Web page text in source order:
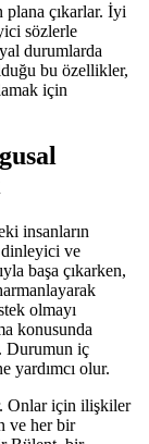
çıkarlar. İyi
sözlerle
durumlarda
bu özellikler,
için
insanların
dinleyici ve
başa çıkarken,
olmayı
konusunda
Durumun iç
yardımcı olur.
Onlar için ilişkiler
ve her bir